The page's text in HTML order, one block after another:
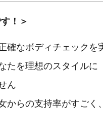
！＞
確なボディチェックを
たを理想のスタイルに
ん
からの支持率がすごく